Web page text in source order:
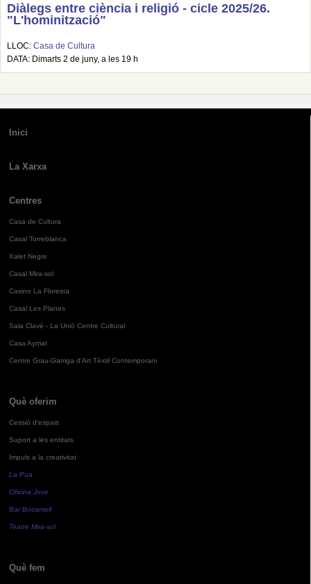
Diàlegs entre ciència i religió - cicle 2025/26.
"L'hominització"
LLOC: Casa de Cultura
DATA: Dimarts 2 de juny, a les 19 h
Inici
La Xarxa
Centres
Casa de Cultura
Casal Torreblanca
Xalet Negre
Casal Mira-sol
Casino La Floresta
Casal Les Planes
Sala Clavé - La Unió Centre Cultural
Casa Aymat
Centre Grau-Garriga d'Art Tèxtil Contemporani
Què oferim
Cessió d'espais
Suport a les entitats
Impuls a la creativitat
La Pua
Oficina Jove
Bar Bocamoll
Teatre Mira-sol
Què fem